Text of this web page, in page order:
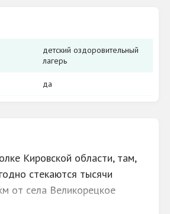
Кировской области, там,
стекаются тысячи
от села Великорецкое
детский оздоровительный
лагерь
да